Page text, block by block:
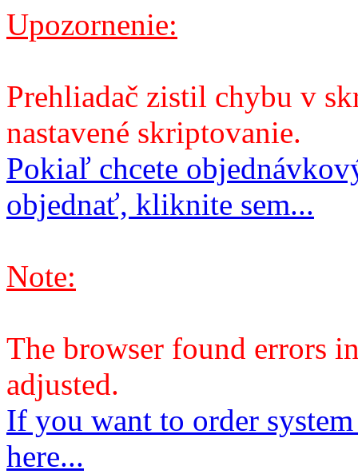
Upozornenie:
Prehliadač zistil chybu v
nastavené skriptovanie.
Pokiaľ chcete
objednať, kliknite sem...
Note:
The browser found errors
adjusted.
If you want to order
here...